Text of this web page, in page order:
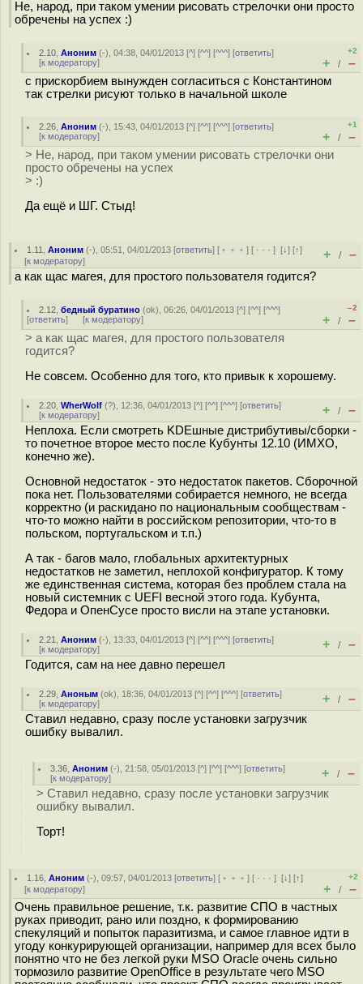
Не, народ, при таком умении рисовать стрелочки они просто
обречены на успех :)
2.10 ,Аноним (-), 04:38, 04/01/2013 [^] [^^] [^^^] [ответить]
[к модератору]
+2
+ / –
с прискорбием вынужден согласиться с Константином
так стрелки рисуют только в начальной школе
2.26 ,Аноним (-), 15:43, 04/01/2013 [^] [^^] [^^^] [ответить]
[к модератору]
+1
+ / –
> Не, народ, при таком умении рисовать стрелочки они
просто обречены на успех
> :)
Да ещё и ШГ. Стыд!
1.11 ,Аноним (-), 05:51, 04/01/2013 [ответить] [ ﹢﹢﹢] [ · · ·][↓] [↑]
[к модератору] + / –
а как щас магея, для простого пользователя годится?
2.12 ,бедный буратино (ok), 06:26, 04/01/2013 [^] [^^] [^^^]
[ответить] [к модератору]
–2
+ / –
> а как щас магея, для простого пользователя
годится?
Не совсем. Особенно для того, кто привык к хорошему.
2.20 ,WherWolf (?), 12:36, 04/01/2013 [^] [^^] [^^^] [ответить]
[к модератору] + / –
Неплоха. Если смотреть KDEшные дистрибутивы/сборки -
то почетное второе место после Кубунты 12.10 (ИМХО,
конечно же).
Основной недостаток - это недостаток пакетов. Сборочной
пока нет. Пользователями собирается немного, не всегда
корректно (и раскидано по национальным сообществам -
что-то можно найти в российском репозитории, что-то в
польском, португальском и т.п.)
А так - багов мало, глобальных архитектурных
недостатков не заметил, неплохой конфигуратор. К тому
же единственная система, которая без проблем стала на
новый системник с UEFI весной этого года. Кубунта,
Федора и ОпенСусе просто висли на этапе установки.
2.21 ,Аноним (-), 13:33, 04/01/2013 [^] [^^] [^^^] [ответить]
[к модератору] + / –
Годится, сам на нее давно перешел
2.29 ,Аноным (ok), 18:36, 04/01/2013 [^] [^^] [^^^] [ответить]
[к модератору] + / –
Ставил недавно, сразу после установки загрузчик
ошибку вывалил.
3.36 ,Аноним (-), 21:58, 05/01/2013 [^] [^^] [^^^] [ответить]
[к модератору] + / –
> Ставил недавно, сразу после установки загрузчик
ошибку вывалил.
Торт!
1.16 ,Аноним (-), 09:57, 04/01/2013 [ответить] [ ﹢﹢﹢] [ · · ·][↓] [↑]
[к модератору]
+2
+ / –
Очень правильное решение, т.к. развитие СПО в частных
руках приводит, рано или поздно, к формированию
спекуляций и попыток паразитизма, и самое главное идти в
угоду конкурирующей организации, например для всех было
понятно что не без легкой руки MSO Oracle очень сильно
тормозило развитие OpenOffice в результате чего MSO